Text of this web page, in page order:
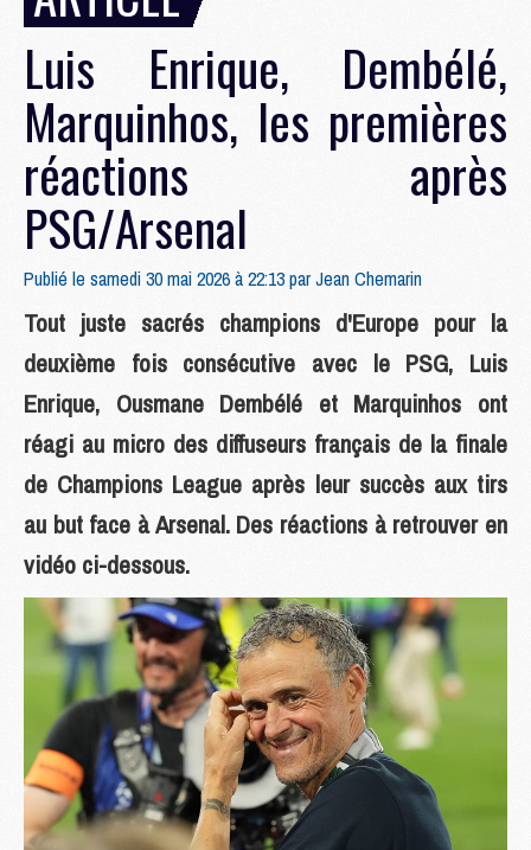
Luis Enrique, Dembélé,
Marquinhos, les premières
réactions après
PSG/Arsenal
Publié le samedi 30 mai 2026 à 22:13 parJean Chemarin
Tout juste sacrés champions d'Europe pour la
deuxième fois consécutive avec le PSG, Luis
Enrique, Ousmane Dembélé et Marquinhos ont
réagi au micro des diffuseurs français de la finale
de Champions League après leur succès aux tirs
au but face à Arsenal. Des réactions à retrouver en
vidéo ci-dessous.